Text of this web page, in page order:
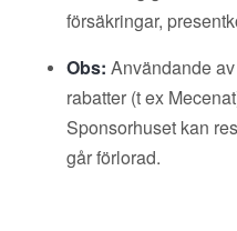
försäkringar,
Obs: Användande
rabatter (t ex
Sponsorhuset kan
går förlorad.